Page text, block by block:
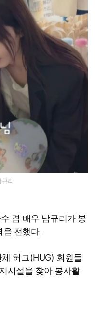
리
겸 배우 남규리가 봉
을 전했다.
허그(HUG) 회원들
시설을 찾아 봉사활